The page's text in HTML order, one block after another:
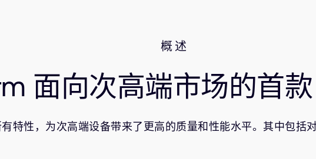
概述
面向次高端市场的首款
特性，为次高端设备带来了更高的质量和性能水平。其中包括